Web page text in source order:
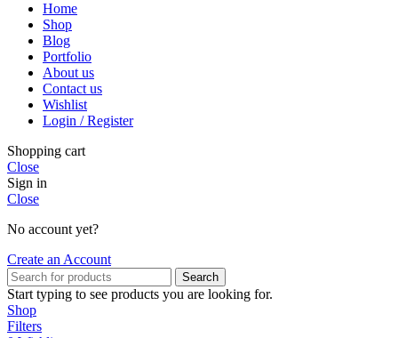
Home
Shop
Blog
Portfolio
About us
Contact us
Wishlist
Login / Register
Shopping cart
Close
Sign in
Close
No account yet?
Create an Account
Search
Start typing to see products you are looking for.
Shop
Filters